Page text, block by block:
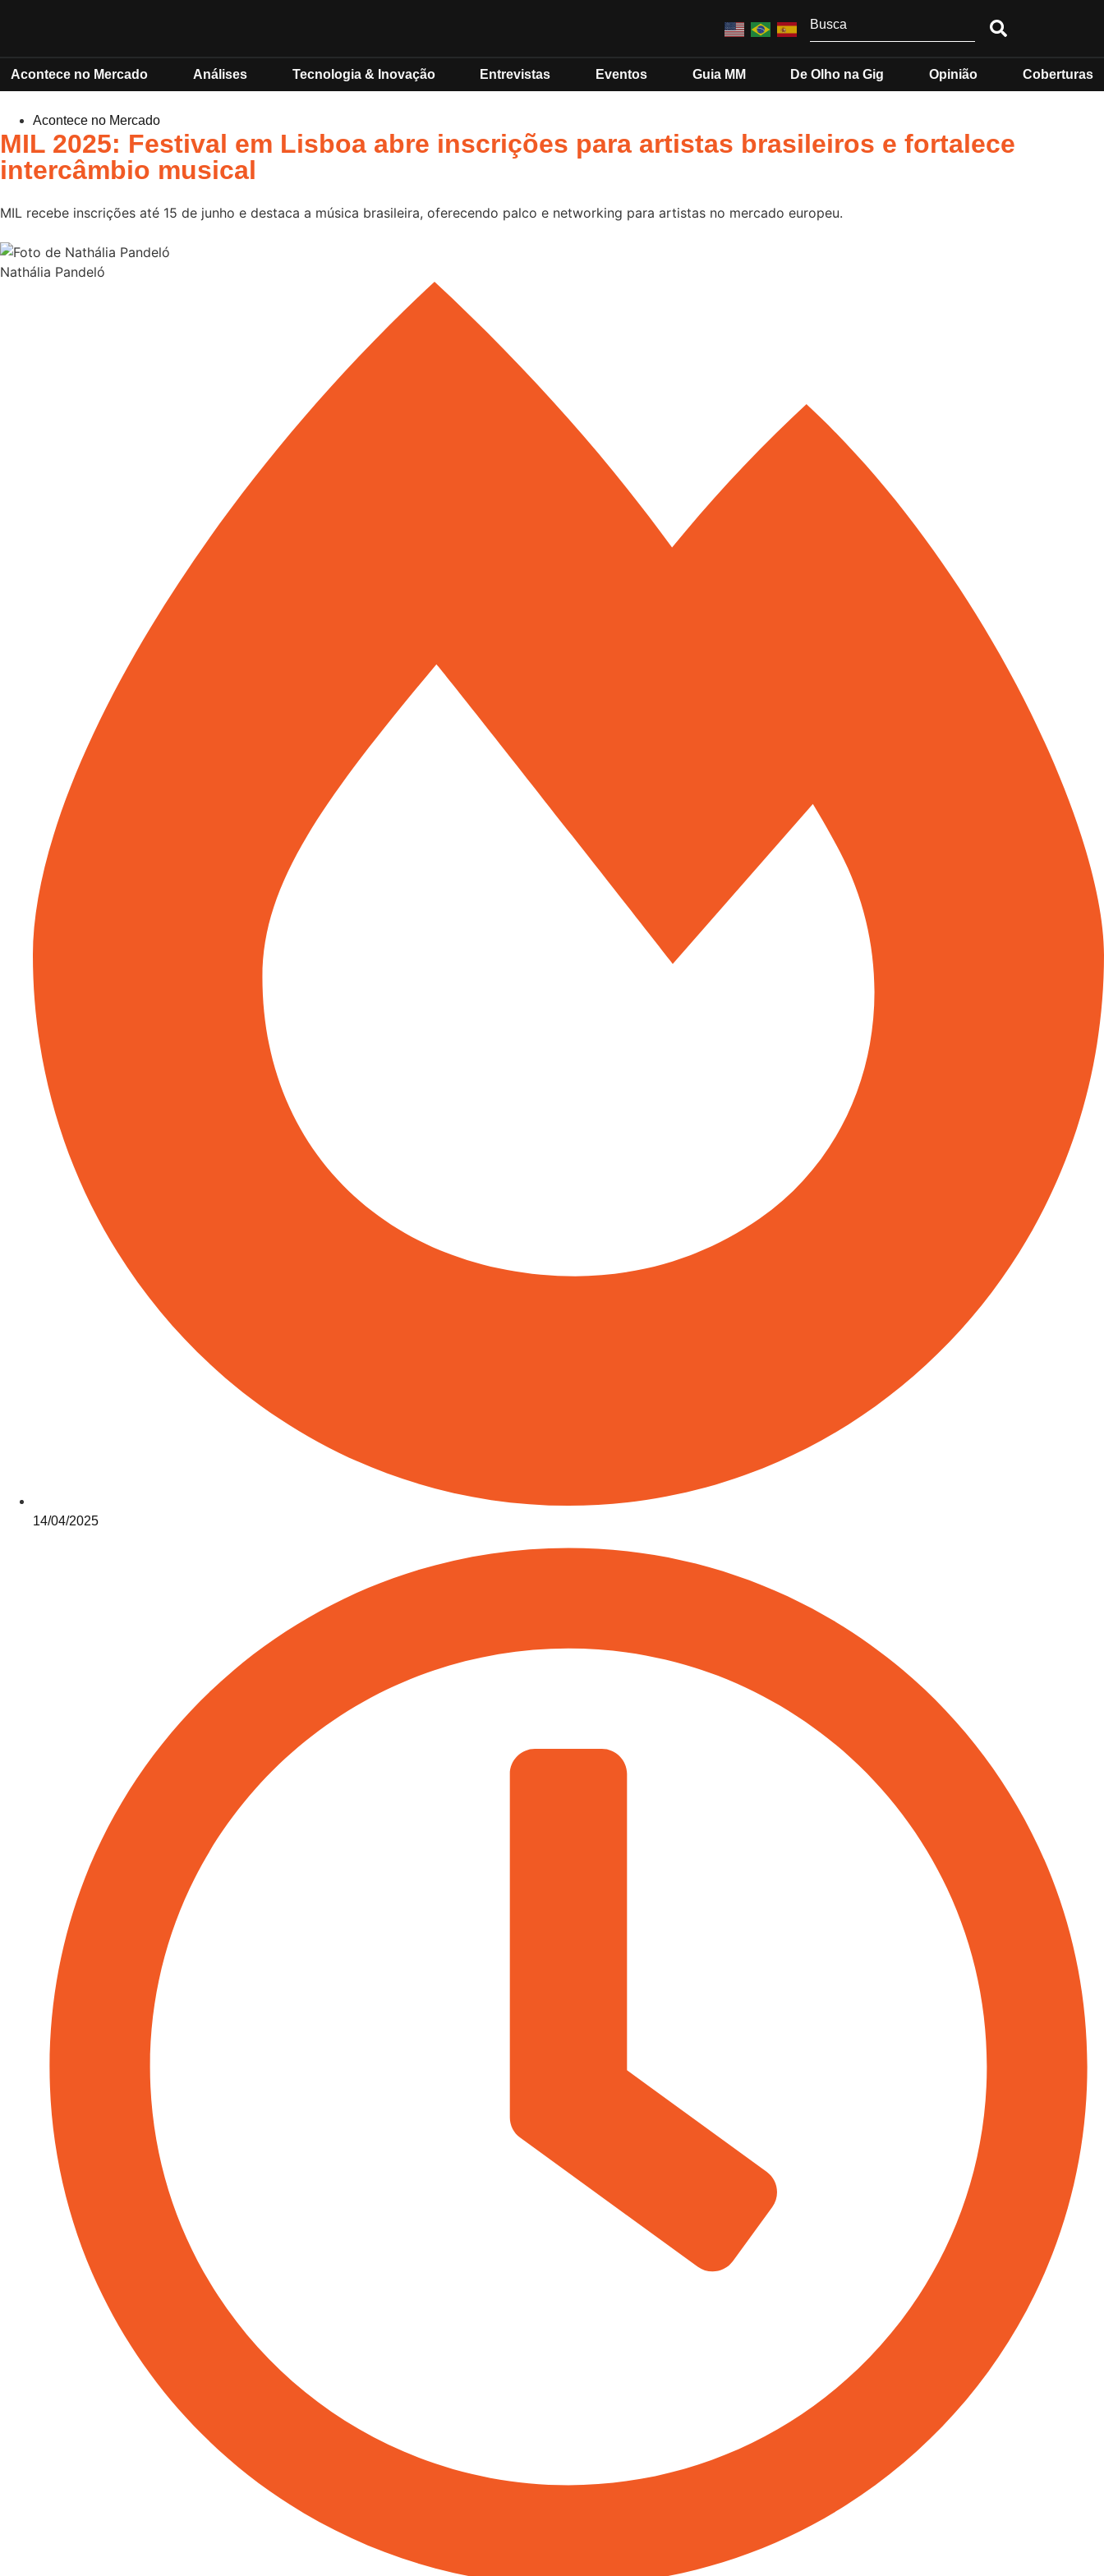
Acontece no Mercado Análises Tecnologia & Inovação Entrevistas Eventos Guia MM De Olho na Gig Opinião Coberturas
Acontece no Mercado
MIL 2025: Festival em Lisboa abre inscrições para artistas brasileiros e fortalece
intercâmbio musical
MIL recebe inscrições até 15 de junho e destaca a música brasileira, oferecendo palco e networking para artistas no mercado europeu.
Nathália Pandeló
14/04/2025